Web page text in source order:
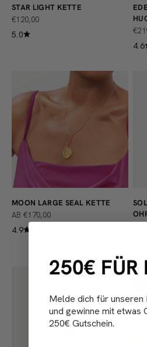
STAR LIGHT KETTE
ANGEBOT
€120,00
5.0
4.6
MOON LARGE SEAL KETTE
ANGEBOT
AB €170,00
4.9
250€ FÜR
Melde dich für unseren
und gewinne mit etwas
250€ Gutschein.